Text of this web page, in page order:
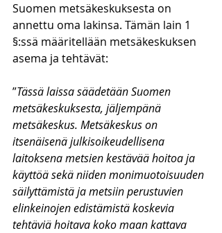
Suomen metsäkeskuksesta on
annettu oma lakinsa. Tämän lain 1
§:ssä määritellään metsäkeskuksen
asema ja tehtävät:
”Tässä laissa säädetään Suomen
metsäkeskuksesta, jäljempänä
metsäkeskus. Metsäkeskus on
itsenäisenä julkisoikeudellisena
laitoksena metsien kestävää hoitoa ja
käyttöä sekä niiden monimuotoisuuden
säilyttämistä ja metsiin perustuvien
elinkeinojen edistämistä koskevia
tehtäviä hoitava koko maan kattava